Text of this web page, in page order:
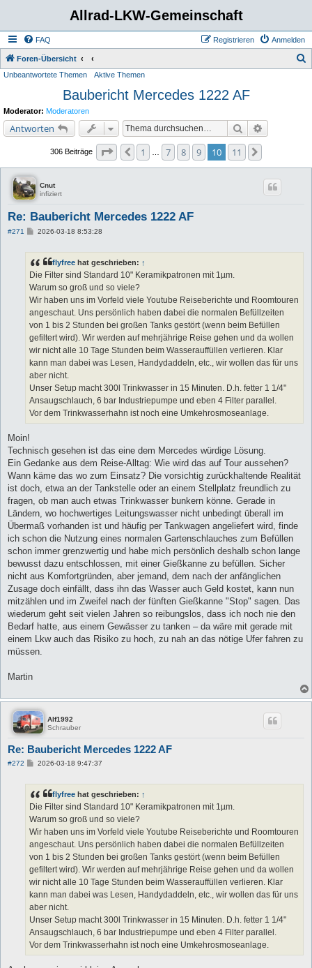
Allrad-LKW-Gemeinschaft
FAQ Anmelden
Registrieren
Foren-Übersicht
Unbeantwortete Themen Aktive Themen
Baubericht Mercedes 1222 AF
Moderator: Moderatoren
Antworten Suche
306 Beiträge Seite 10 11
Vorherige
1 7 8 9 10 11
Cnut
infiziert
Re: Baubericht Mercedes 1222 AF
#271
B
r
a
2026-03-18 8:53:28
flyfree hat geschrieben: ↑
Die Filter sind Standard 10" Keramikpatronen mit 1µm.
Warum so groß und so viele?
Wir haben uns im Vorfeld viele Youtube Reiseberichte und Roomtouren
angeschaut. Uns persönlich haben dabei die normalen Befüllzeiten
von 1 bis 2 Stunden bei großen Tanks gestört (wenn beim Befüllen
gefiltert wird). Wir werden auf mehrjährige Reise gehen und da wollen
wir nicht alle 10 Tage Stunden beim Wasserauffüllen verlieren. Klar
kann man dabei was Lesen, Handydaddeln, etc., wir wollen das für uns
aber nicht.
Unser Setup macht 300l Trinkwasser in 15 Minuten. D.h. fetter 1 1/4"
Ansaugschlauch, 6 bar Industriepumpe und eben 4 Filter parallel.
Vor dem Trinkwasserhahn ist noch eine Umkehrosmoseanlage.
Moin!
Technisch gesehen ist das eine dem Mercedes würdige Lösung.
Ein Gedanke aus dem Reise-Alltag: Wie wird das auf Tour aussehen?
Wann käme das wo zum Einsatz? Die vorsichtig zurückhaltende Realität
ist doch, etwa an der Tankstelle oder an einem Stellplatz freundlich zu
fragen, ob man auch etwas Trinkwasser bunkern könne. Gerade in
Ländern, wo hochwertiges Leitungswasser nicht unbedingt überall im
Übermaß vorhanden ist und häufig per Tankwagen angeliefert wird, finde
ich schon die Nutzung eines normalen Gartenschlauches zum Befüllen
schon immer grenzwertig und habe mich persönlich deshalb schon lange
bewusst dazu entschlossen, mit einer Gießkanne zu befüllen. Sicher
nicht aus Komfortgründen, aber jemand, dem nach der anfänglichen
Zusage doch einfällt, dass ihn das Wasser auch Geld kostet, kann nun
mitzählen und im Zweifel nach der fünften Gießkanne "Stop" sagen. Das
wiederum geht seit vielen Jahren so reibungslos, dass ich noch nie den
Bedarf hatte, aus einem Gewässer zu tanken – da wäre mit gerade mit
einem Lkw auch das Risiko zu hoch, zu nah an das nötige Ufer fahren zu
müssen.
Martin
Alf1992
Schrauber
Re: Baubericht Mercedes 1222 AF
#272
B
r
a
2026-03-18 9:47:37
flyfree hat geschrieben: ↑
Die Filter sind Standard 10" Keramikpatronen mit 1µm.
Warum so groß und so viele?
Wir haben uns im Vorfeld viele Youtube Reiseberichte und Roomtouren
angeschaut. Uns persönlich haben dabei die normalen Befüllzeiten
von 1 bis 2 Stunden bei großen Tanks gestört (wenn beim Befüllen
gefiltert wird). Wir werden auf mehrjährige Reise gehen und da wollen
wir nicht alle 10 Tage Stunden beim Wasserauffüllen verlieren. Klar
kann man dabei was Lesen, Handydaddeln, etc., wir wollen das für uns
aber nicht.
Unser Setup macht 300l Trinkwasser in 15 Minuten. D.h. fetter 1 1/4"
Ansaugschlauch, 6 bar Industriepumpe und eben 4 Filter parallel.
Vor dem Trinkwasserhahn ist noch eine Umkehrosmoseanlage.